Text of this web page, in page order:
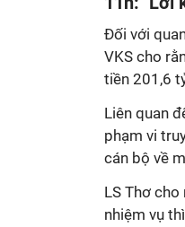
Đối với
VKS cho
tiền 201,6
Liên quan
phạm vi
cán bộ về
LS Thơ
nhiệm vụ